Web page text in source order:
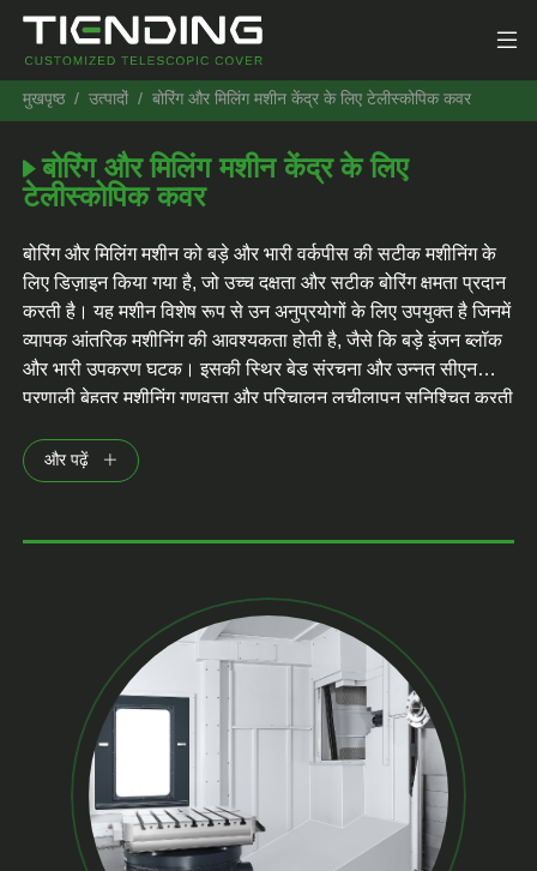
मुखपृष्ठ उत्पादों बोरिंग और मिलिंग मशीन केंद्र के लिए टेलीस्कोपिक कवर
बोरिंग और मिलिंग मशीन केंद्र के लिए
टेलीस्कोपिक कवर
बोरिंग और मिलिंग मशीन को बड़े और भारी वर्कपीस की सटीक मशीनिंग के
लिए डिज़ाइन किया गया है, जो उच्च दक्षता और सटीक बोरिंग क्षमता प्रदान
करती है। यह मशीन विशेष रूप से उन अनुप्रयोगों के लिए उपयुक्त है जिनमें
व्यापक आंतरिक मशीनिंग की आवश्यकता होती है, जैसे कि बड़े इंजन ब्लॉक
और भारी उपकरण घटक। इसकी स्थिर बेड संरचना और उन्नत सीएनसी
प्रणाली बेहतर मशीनिंग गुणवत्ता और परिचालन लचीलापन सुनिश्चित करती
और पढ़ें